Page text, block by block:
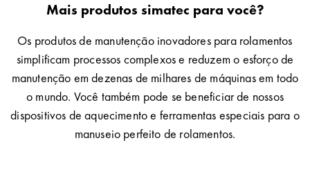
Mais produtos simatec para você?
Os produtos de manutenção inovadores para rolamentos
simplificam processos complexos e reduzem o esforço de
manutenção em dezenas de milhares de máquinas em todo
o mundo. Você também pode se beneficiar de nossos
dispositivos de aquecimento e ferramentas especiais para o
manuseio perfeito de rolamentos.